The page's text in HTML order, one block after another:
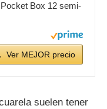
Box 12 semi-
Ver MEJOR precio
suelen tener